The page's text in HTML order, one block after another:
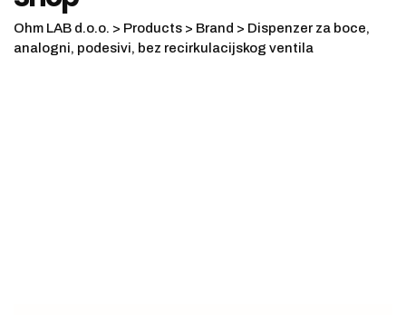
Ohm LAB d.o.o. > Products > Brand > Dispenzer za boce,
analogni, podesivi, bez recirkulacijskog ventila